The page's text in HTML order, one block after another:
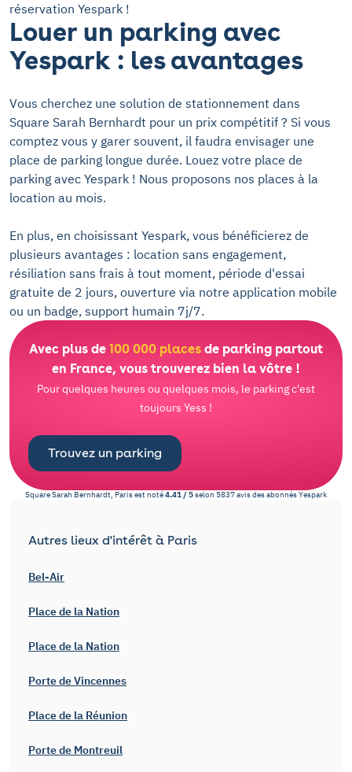
réservation Yespark !
Louer un parking avec
Yespark : les avantages
Vous cherchez une solution de stationnement dans
Square Sarah Bernhardt pour un prix compétitif ? Si vous
comptez vous y garer souvent, il faudra envisager une
place de parking longue durée. Louez votre place de
parking avec Yespark ! Nous proposons nos places à la
location au mois.
En plus, en choisissant Yespark, vous bénéficierez de
plusieurs avantages : location sans engagement,
résiliation sans frais à tout moment, période d'essai
gratuite de 2 jours, ouverture via notre application mobile
ou un badge, support humain 7j/7.
Avec plus de 100 000 places de parking partout
en France, vous trouverez bien la vôtre !
Pour quelques heures ou quelques mois, le parking c'est
toujours Yess !
Trouvez un parking
Square Sarah Bernhardt, Parisest noté4.41/ 5selon 5837avis des abonnésYespark
Autres lieux d'intérêt à Paris
Bel-Air
Place de la Nation
Place de la Nation
Porte de Vincennes
Place de la Réunion
Porte de Montreuil